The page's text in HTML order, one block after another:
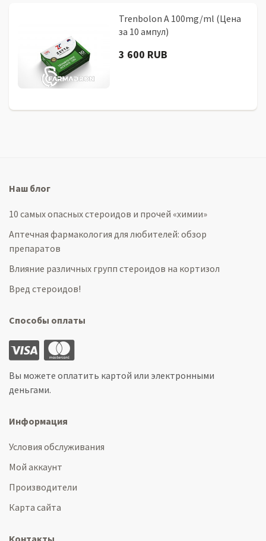
Trenbolon A 100mg/ml (Цена
за 10 ампул)
3 600 RUB
Наш блог
10 самых опасных стероидов и прочей «химии»
Аптечная фармакология для любителей: обзор
препаратов
Влияние различных групп стероидов на кортизол
Вред стероидов!
Способы оплаты
Вы можете оплатить картой или электронными
деньгами.
Информация
Условия обслуживания
Мой аккаунт
Производители
Карта сайта
Контакты